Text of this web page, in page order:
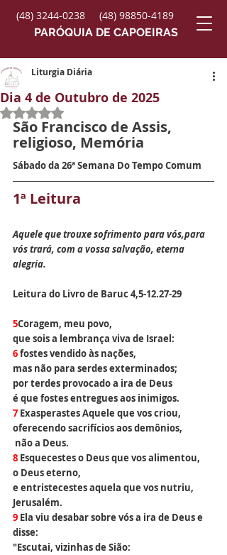
(48) 3244-0238
(48) 98850-4189
PARÓQUIA DE CAPOEIRAS
Dia 4 de Outubro de 2025
Liturgia Diária
Avaliado com NaN de 5 estrelas.
São Francisco de Assis,
religioso, Memória
Sábado da 26ª Semana Do Tempo Comum
1ª Leitura
Aquele que trouxe sofrimento para vós,para
vós trará, com a vossa salvação, eterna
alegria.
Leitura do Livro de Baruc 4,5-12.27-29
5Coragem, meu povo,
que sois a lembrança viva de Israel:
6 fostes vendido às nações,
mas não para serdes exterminados;
por terdes provocado a ira de Deus
é que fostes entregues aos inimigos.
7 Exasperastes Aquele que vos criou,
oferecendo sacrifícios aos demônios,
não a Deus.
8 Esquecestes o Deus que vos alimentou,
o Deus eterno,
e entristecestes aquela que vos nutriu,
Jerusalém.
9 Ela viu desabar sobre vós a ira de Deus e
disse:
"Escutai, vizinhas de Sião: